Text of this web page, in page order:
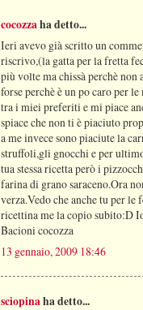
cocozzaha detto...
Ieri avevo già scritto un
riscrivo,(la gatta per la fretta
più volte ma chissà perchè
forse perchè è un po caro per
tra i miei preferiti e mi piace
spiace che non ti è piaciuto
a me invece sono piaciute la
struffoli,gli gnocchi e per
tua stessa ricetta però i
farina di grano saraceno.Ora
verza.Vedo che anche tu per
ricettina me la copio subito:D
Bacioni cocozza
13 gennaio, 2009 18:46
sciopinaha detto...